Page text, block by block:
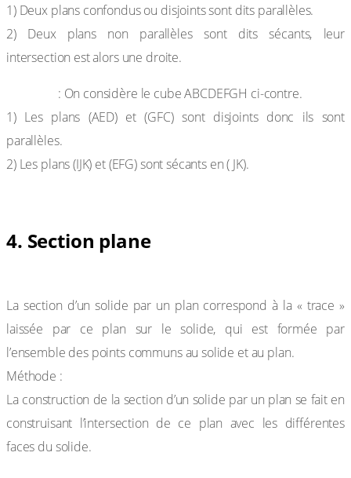
1) Deux plans confondus ou disjoints sont dits parallèles.
2) Deux plans non parallèles sont dits sécants, leur
intersection est alors une droite.
: On considère le cube ABCDEFGH ci-contre.
1) Les plans (AED) et (GFC) sont disjoints donc ils sont
parallèles.
2) Les plans (IJK) et (EFG) sont sécants en ( JK).
4. Section plane
La section d’un solide par un plan correspond à la « trace »
laissée par ce plan sur le solide, qui est formée par
l’ensemble des points communs au solide et au plan.
Méthode :
La construction de la section d’un solide par un plan se fait en
construisant l’intersection de ce plan avec les différentes
faces du solide.